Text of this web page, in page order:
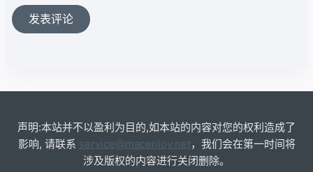
声明:本站并不以盈利为目的,如本站的内容对您的权利造成了
影响, 请联系 service@macenjoy.net，我们会在第一时间将
涉及版权的内容进行关闭删除。